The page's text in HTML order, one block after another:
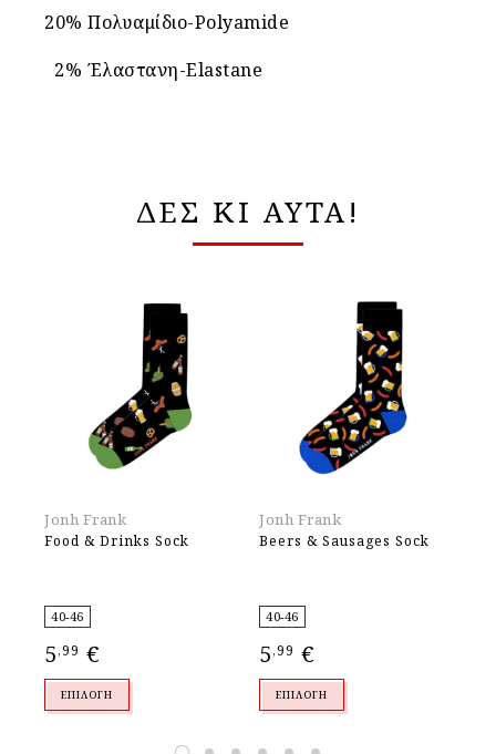
20% Πολυαμίδιο-Polyamide
2% Έλαστανη-Elastane
ΔΕΣ ΚΙ ΑΥΤΑ!
Jonh Frank
Food & Drinks Sock
40-46
5,99 €
ΕΠΙΛΟΓΉ
Jonh Frank
Beers & Sausages Sock
40-46
5,99 €
ΕΠΙΛΟΓΉ